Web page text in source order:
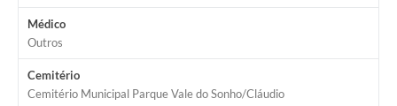
Médico
Outros
Cemitério
Cemitério Municipal Parque Vale do Sonho/Cláudio